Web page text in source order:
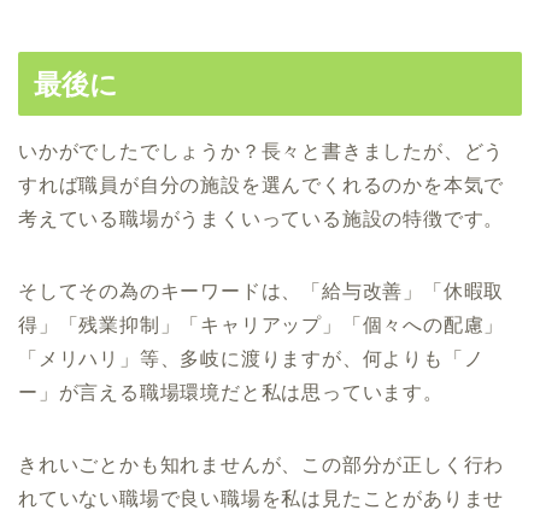
最後に
いかがでしたでしょうか？長々と書きましたが、どう
すれば職員が自分の施設を選んでくれるのかを本気で
考えている職場がうまくいっている施設の特徴です。
そしてその為のキーワードは、「給与改善」「休暇取
得」「残業抑制」「キャリアップ」「個々への配慮」
「メリハリ」等、多岐に渡りますが、何よりも「ノ
ー」が言える職場環境だと私は思っています。
きれいごとかも知れませんが、この部分が正しく行わ
れていない職場で良い職場を私は見たことがありませ